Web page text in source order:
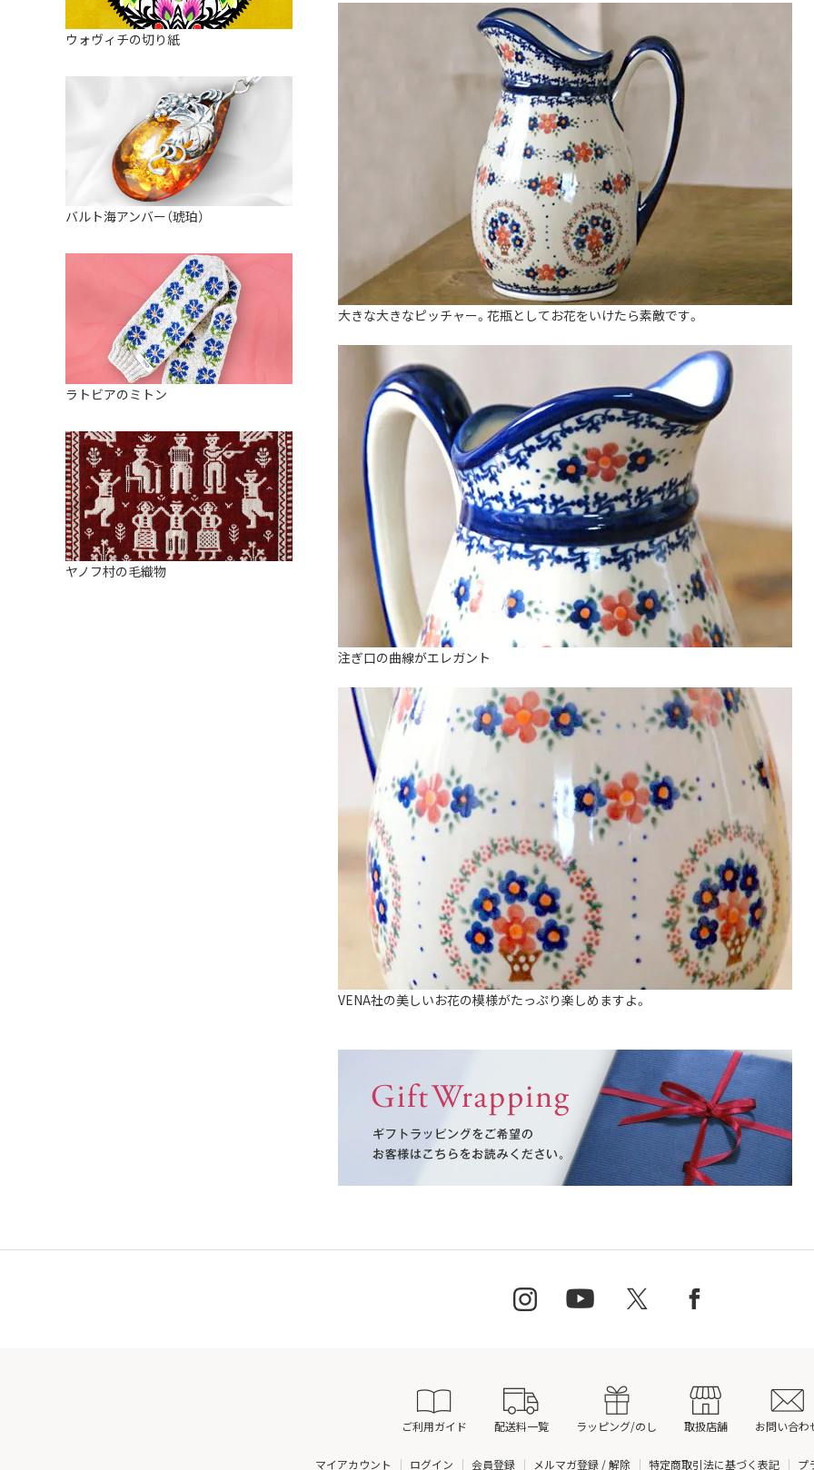
大きな大きなピッチャー。花瓶としてお花をいけたら素敵です。
注ぎ口の曲線がエレガント
VENA社の美しいお花の模様がたっぷり楽しめますよ。
天使さま
カードスタンド
マグネット
すべて見る
ウォヴィチの切り紙
バルト海アンバー（琥珀）
ラトビアのミトン
ヤノフ村の毛織物
ご利用ガイド 配送料一覧 ラッピング/のし 取扱店舗 お問い合わ
マイアカウント ログイン 会員登録 メルマガ登録 / 解除 特定商取引法に基づく表記 プ